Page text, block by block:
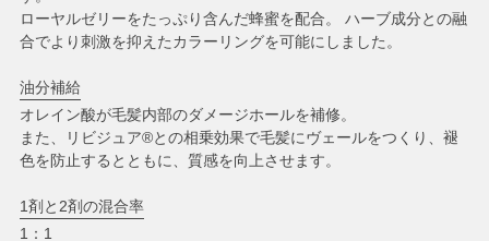
ローヤルゼリーをたっぷり含んだ蜂蜜を配合。 ハーブ成分との融
合でより刺激を抑えたカラーリングを可能にしました。
油分補給
オレイン酸が毛髪内部のダメージホールを補修。
また、リビジュア®との相乗効果で毛髪にヴェールをつくり、褪
色を防止するとともに、質感を向上させます。
1剤と2剤の混合率
1：1